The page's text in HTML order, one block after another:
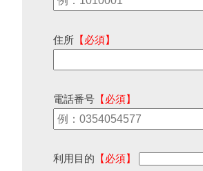
住所 【必須】
電話番号 【必須】
利用目的 【必須】